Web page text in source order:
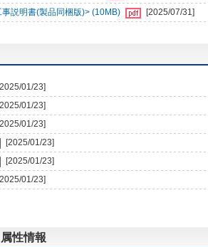
説明書(製品同梱版)> (10MB)
[2025/07/31]
01/23]
01/23]
01/23]
[2025/01/23]
[2025/01/23]
01/23]
性情報